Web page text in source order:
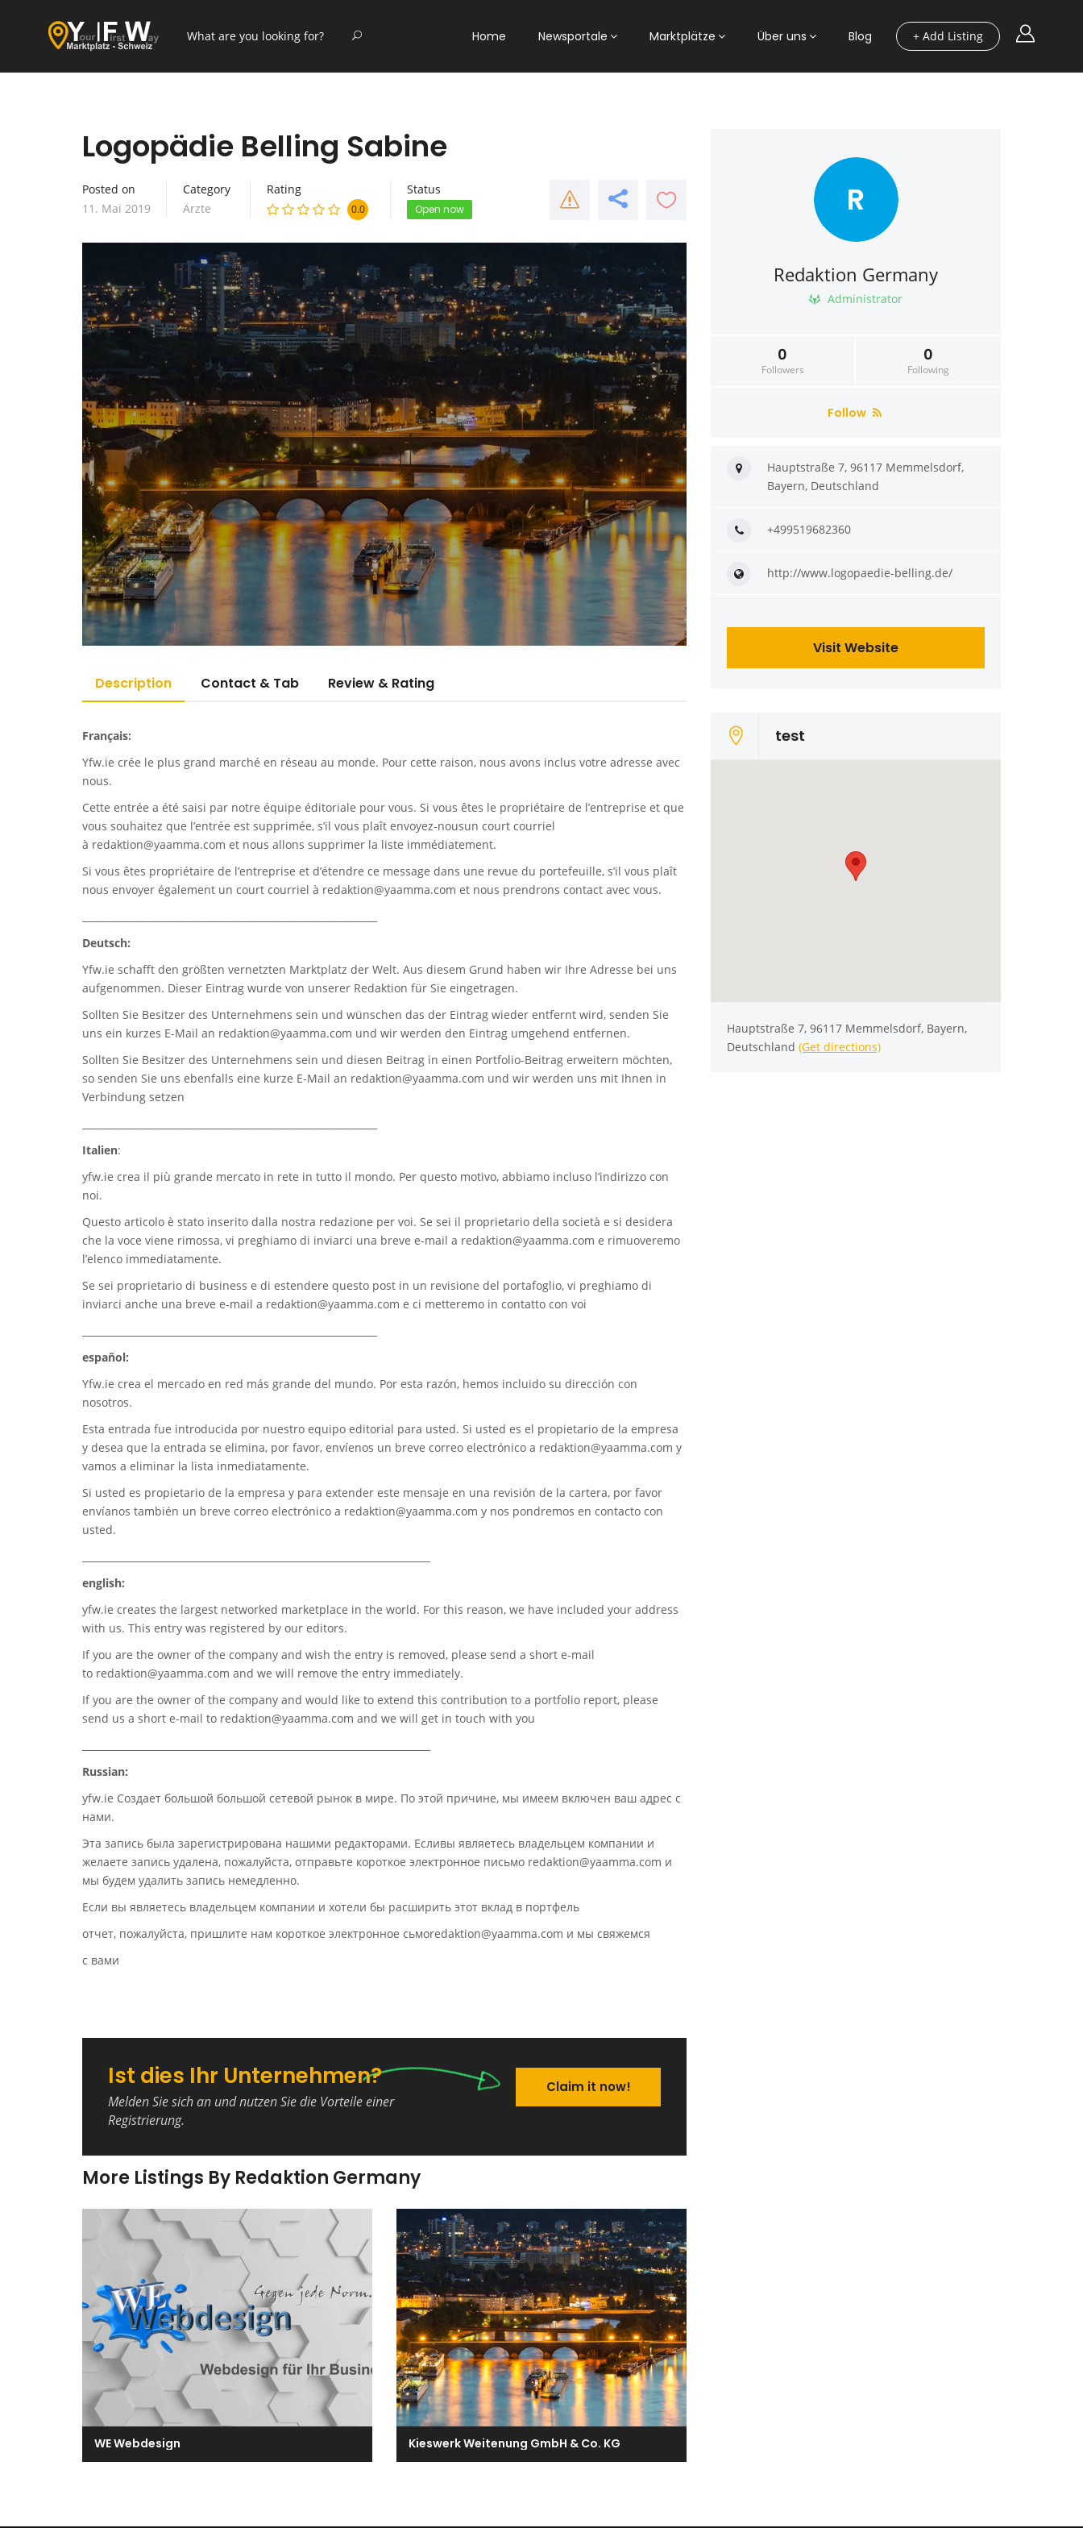
+ Add Listing
Home Newsportale Marktplätze Über uns Blog
Logopädie Belling Sabine
Posted on
11. Mai 2019
Category
Ärzte
Rating
0.0
Status
Open now
Description Contact & Tab Review & Rating
Français:
Yfw.ie crée le plus grand marché en réseau au monde. Pour cette raison, nous avons inclus votre adresse avec
nous.
Cette entrée a été saisi par notre équipe éditoriale pour vous. Si vous êtes le propriétaire de l’entreprise et que
vous souhaitez que l’entrée est supprimée, s’il vous plaît envoyez-nousun court courriel
à redaktion@yaamma.com et nous allons supprimer la liste immédiatement.
Si vous êtes propriétaire de l’entreprise et d’étendre ce message dans une revue du portefeuille, s’il vous plaît
nous envoyer également un court courriel à redaktion@yaamma.com et nous prendrons contact avec vous.
Deutsch:
Yfw.ie schafft den größten vernetzten Marktplatz der Welt. Aus diesem Grund haben wir Ihre Adresse bei uns
aufgenommen. Dieser Eintrag wurde von unserer Redaktion für Sie eingetragen.
Sollten Sie Besitzer des Unternehmens sein und wünschen das der Eintrag wieder entfernt wird, senden Sie
uns ein kurzes E-Mail an redaktion@yaamma.com und wir werden den Eintrag umgehend entfernen.
Sollten Sie Besitzer des Unternehmens sein und diesen Beitrag in einen Portfolio-Beitrag erweitern möchten,
so senden Sie uns ebenfalls eine kurze E-Mail an redaktion@yaamma.com und wir werden uns mit Ihnen in
Verbindung setzen
Italien:
yfw.ie crea il più grande mercato in rete in tutto il mondo. Per questo motivo, abbiamo incluso l’indirizzo con
noi.
Questo articolo è stato inserito dalla nostra redazione per voi. Se sei il proprietario della società e si desidera
che la voce viene rimossa, vi preghiamo di inviarci una breve e-mail a redaktion@yaamma.com e rimuoveremo
l’elenco immediatamente.
Se sei proprietario di business e di estendere questo post in un revisione del portafoglio, vi preghiamo di
inviarci anche una breve e-mail a redaktion@yaamma.com e ci metteremo in contatto con voi
español:
Yfw.ie crea el mercado en red más grande del mundo. Por esta razón, hemos incluido su dirección con
nosotros.
Esta entrada fue introducida por nuestro equipo editorial para usted. Si usted es el propietario de la empresa
y desea que la entrada se elimina, por favor, envíenos un breve correo electrónico a redaktion@yaamma.com y
vamos a eliminar la lista inmediatamente.
Si usted es propietario de la empresa y para extender este mensaje en una revisión de la cartera, por favor
envíanos también un breve correo electrónico a redaktion@yaamma.com y nos pondremos en contacto con
usted.
english:
yfw.ie creates the largest networked marketplace in the world. For this reason, we have included your address
with us. This entry was registered by our editors.
If you are the owner of the company and wish the entry is removed, please send a short e-mail
to redaktion@yaamma.com and we will remove the entry immediately.
If you are the owner of the company and would like to extend this contribution to a portfolio report, please
send us a short e-mail to redaktion@yaamma.com and we will get in touch with you
Russian:
yfw.ie Создает большой большой сетевой рынок в мире. По этой причине, мы имеем включен ваш адрес с
нами.
Эта запись была зарегистрирована нашими редакторами. Есливы являетесь владельцем компании и
желаете запись удалена, пожалуйста, отправьте короткое электронное письмо redaktion@yaamma.com и
мы будем удалить запись немедленно.
Если вы являетесь владельцем компании и хотели бы расширить этот вклад в портфель
отчет, пожалуйста, пришлите нам короткое электронное сьмоredaktion@yaamma.com и мы свяжемся
с вами
Ist dies Ihr Unternehmen?
Melden Sie sich an und nutzen Sie die Vorteile einer
Registrierung.
Claim it now!
More Listings By Redaktion Germany
WE Webdesign Kieswerk Weitenung GmbH & Co. KG
R
Redaktion Germany
Administrator
0
Followers
0
Following
Follow
Hauptstraße 7, 96117 Memmelsdorf,
Bayern, Deutschland
+499519682360
http://www.logopaedie-belling.de/
Visit Website
test
Hauptstraße 7, 96117 Memmelsdorf, Bayern,
Deutschland (Get directions)